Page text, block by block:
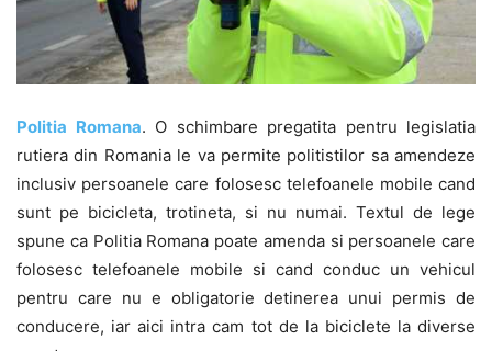
Politia Romana. O schimbare pregatita pentru legislatia
rutiera din Romania le va permite politistilor sa amendeze
inclusiv persoanele care folosesc telefoanele mobile cand
sunt pe bicicleta, trotineta, si nu numai. Textul de lege
spune ca Politia Romana poate amenda si persoanele care
folosesc telefoanele mobile si cand conduc un vehicul
pentru care nu e obligatorie detinerea unui permis de
conducere, iar aici intra cam tot de la biciclete la diverse